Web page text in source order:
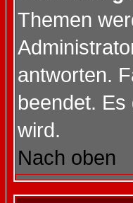
Themen
antworten.
beendet.
wird.
Nach oben